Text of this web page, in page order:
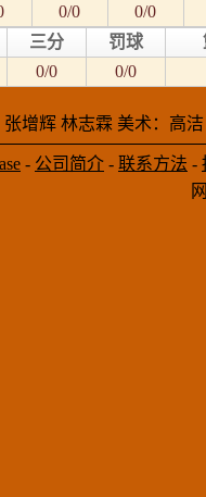
0/0
0/0
三分 罚球
0/0 0/0
张增辉 林志霖 美术：高
- 公司简介 - 联系方法 -